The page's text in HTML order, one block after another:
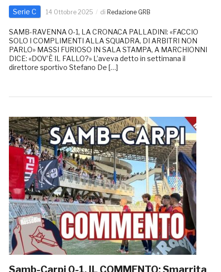
Serie C 14 Ottobre 2025 di Redazione GRB
SAMB-RAVENNA 0-1, LA CRONACA PALLADINI: «FACCIO
SOLO I COMPLIMENTI ALLA SQUADRA, DI ARBITRI NON
PARLO» MASSI FURIOSO IN SALA STAMPA, A MARCHIONNI
DICE: «DOV’È IL FALLO?» L’aveva detto in settimana il
direttore sportivo Stefano De […]